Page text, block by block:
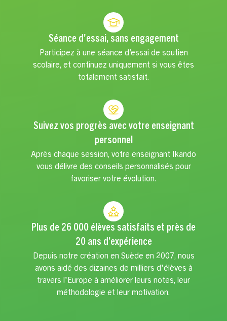
Séance d'essai, sans engagement
Participez à une séance d’essai de soutien
scolaire, et continuez uniquement si vous êtes
totalement satisfait.
Suivez vos progrès avec votre enseignant
personnel
Après chaque session, votre enseignant Ikando
vous délivre des conseils personnalisés pour
favoriser votre évolution.
Plus de 26 000 élèves satisfaits et près de
20 ans d’expérience
Depuis notre création en Suède en 2007, nous
avons aidé des dizaines de milliers d'élèves à
travers l'Europe à améliorer leurs notes, leur
méthodologie et leur motivation.